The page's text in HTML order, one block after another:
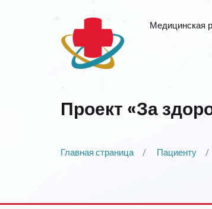
Медицинская
Проект «За
Главная страница Пациенту